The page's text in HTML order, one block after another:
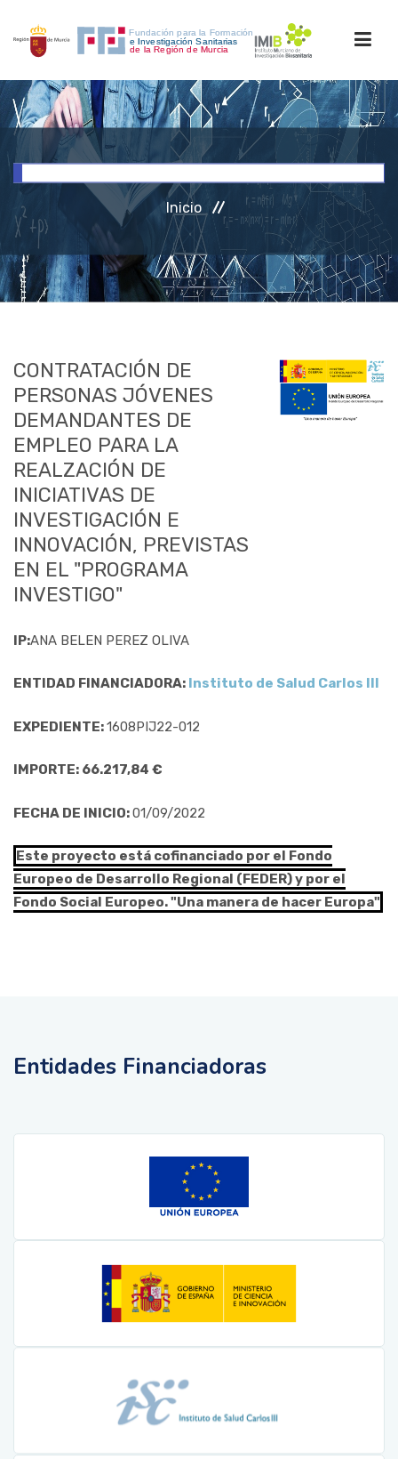
INICIO
INVESTIGACIÓN
RRHH
ACCESO PERSONAL
Inicio
CONTRATACIÓN DE
PERSONAS JÓVENES
DEMANDANTES DE
EMPLEO PARA LA
REALZACIÓN DE
INICIATIVAS DE
INVESTIGACIÓN E
INNOVACIÓN, PREVISTAS
EN EL "PROGRAMA
INVESTIGO"
IP:ANA BELEN PEREZ OLIVA
ENTIDAD FINANCIADORA: Instituto de Salud Carlos III
EXPEDIENTE:1608PIJ22-012
IMPORTE: 66.217,84 €
FECHA DE INICIO:01/09/2022
Este proyecto está cofinanciado por el Fondo
Europeo de Desarrollo Regional (FEDER) y por el
Fondo Social Europeo. "Una manera de hacer Europa"
Entidades Financiadoras